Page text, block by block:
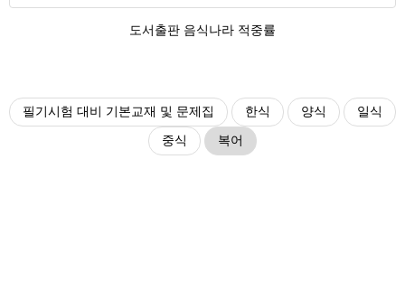
도서출판 음식나라 적중률
필기시험 대비 기본교재 및 문제집 한식 양식 일식
중식 복어